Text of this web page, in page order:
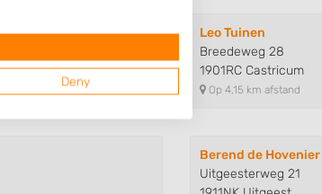
Leo Tuinen
Breedeweg 28
1901RC Castricum
Op 4,15 km afstand
Berend de Hovenier
Uitgeesterweg 21
Deny